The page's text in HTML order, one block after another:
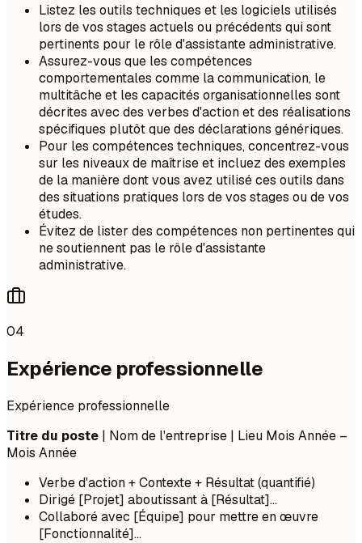
Listez les outils techniques et les logiciels utilisés
lors de vos stages actuels ou précédents qui sont
pertinents pour le rôle d'assistante administrative.
Assurez-vous que les compétences
comportementales comme la communication, le
multitâche et les capacités organisationnelles sont
décrites avec des verbes d'action et des réalisations
spécifiques plutôt que des déclarations génériques.
Pour les compétences techniques, concentrez-vous
sur les niveaux de maîtrise et incluez des exemples
de la manière dont vous avez utilisé ces outils dans
des situations pratiques lors de vos stages ou de vos
études.
Évitez de lister des compétences non pertinentes qui
ne soutiennent pas le rôle d'assistante
administrative.
04
Expérience professionnelle
Expérience professionnelle
Titre du poste | Nom de l'entreprise | Lieu Mois Année –
Mois Année
Verbe d'action + Contexte + Résultat (quantifié)
Dirigé [Projet] aboutissant à [Résultat]...
Collaboré avec [Équipe] pour mettre en œuvre
[Fonctionnalité]...